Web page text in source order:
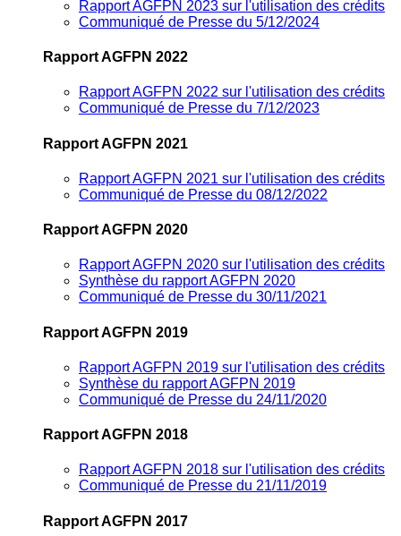
Rapport AGFPN 2023 sur l'utilisation des crédits
Communiqué de Presse du 5/12/2024
Rapport AGFPN 2022
Rapport AGFPN 2022 sur l'utilisation des crédits
Communiqué de Presse du 7/12/2023
Rapport AGFPN 2021
Rapport AGFPN 2021 sur l'utilisation des crédits
Communiqué de Presse du 08/12/2022
Rapport AGFPN 2020
Rapport AGFPN 2020 sur l'utilisation des crédits
Synthèse du rapport AGFPN 2020
Communiqué de Presse du 30/11/2021
Rapport AGFPN 2019
Rapport AGFPN 2019 sur l'utilisation des crédits
Synthèse du rapport AGFPN 2019
Communiqué de Presse du 24/11/2020
Rapport AGFPN 2018
Rapport AGFPN 2018 sur l'utilisation des crédits
Communiqué de Presse du 21/11/2019
Rapport AGFPN 2017